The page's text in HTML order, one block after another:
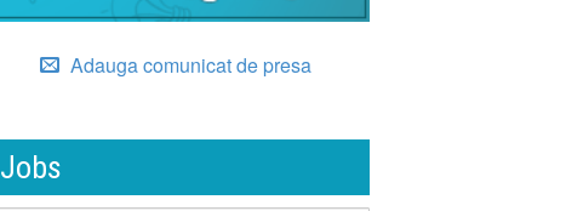
Adauga comunicat de presa
Jobs